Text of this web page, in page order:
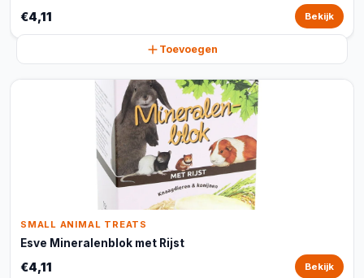
€4,11 Bekijk
Toevoegen
SMALL ANIMAL TREATS
Esve Mineralenblok met Rijst
€4,11 Bekijk